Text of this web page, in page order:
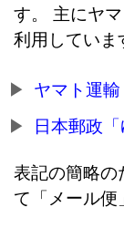
す。 主にヤ
利用していま
ヤマト運
日本郵政
表記の簡略の
て「メール便